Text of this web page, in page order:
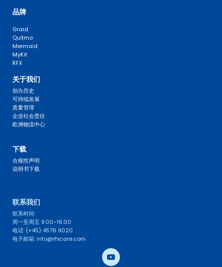
品牌
Graid
Quitmo
Mermaid
MyKit
RFX
关于我们
创办历史
可持续发展
质量管理
企业社会责任
欧洲物流中心
下载
合规性声明
说明书下载
联系我们
联系时间:
周一至周五 9:00-16:00
电话: (+45) 4576 9020
电子邮箱: info@rfxcare.com